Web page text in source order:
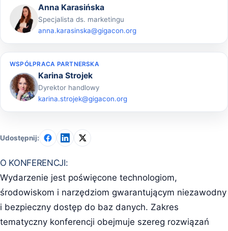
Udostępnij:
O KONFERENCJI:
Wydarzenie jest poświęcone technologiom,
środowiskom i narzędziom gwarantującym niezawodny
i bezpieczny dostęp do baz danych. Zakres
tematyczny konferencji obejmuje szereg rozwiązań
Anna Karasińska
Specjalista ds. marketingu
anna.karasinska@gigacon.org
WSPÓŁPRACA PARTNERSKA
Karina Strojek
Dyrektor handlowy
karina.strojek@gigacon.org